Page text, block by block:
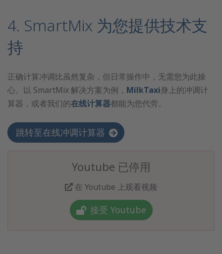
4. SmartMix 为您提供技术支
持
正确计算冲调比虽然复杂，但日常操作中，无需您为此操
心。以 SmartMix 解决方案为例， MilkTaxi身上的冲调计
算器，或者我们的在线计算器都能为您代劳。
跳转至在线冲调计算器
Youtube 已停用
在 Youtube 上观看视频
接受 Youtube